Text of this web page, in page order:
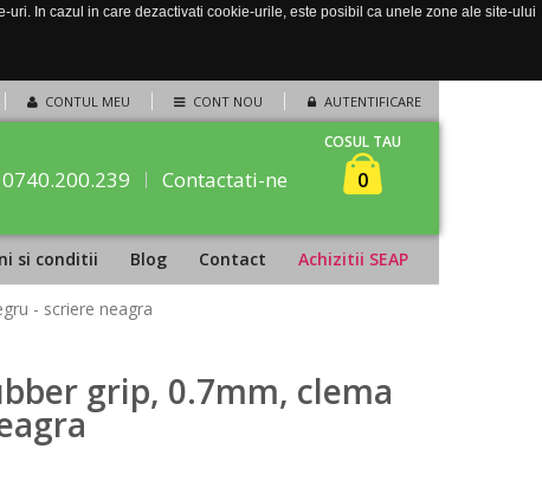
In cazul in care dezactivati cookie-urile, este posibil ca unele zone ale site-ului
CONTUL MEU CONT NOU AUTENTIFICARE
0740.200.239 Contactati-ne
COSUL TAU
0
si conditii Blog Contact Achizitii SEAP
- scriere neagra
grip, 0.7mm, clema